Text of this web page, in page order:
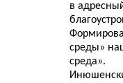
в
среды»
среда».